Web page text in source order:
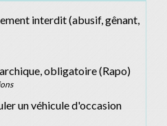
interdit (abusif, gênant,
obligatoire (Rapo)
un véhicule d'occasion